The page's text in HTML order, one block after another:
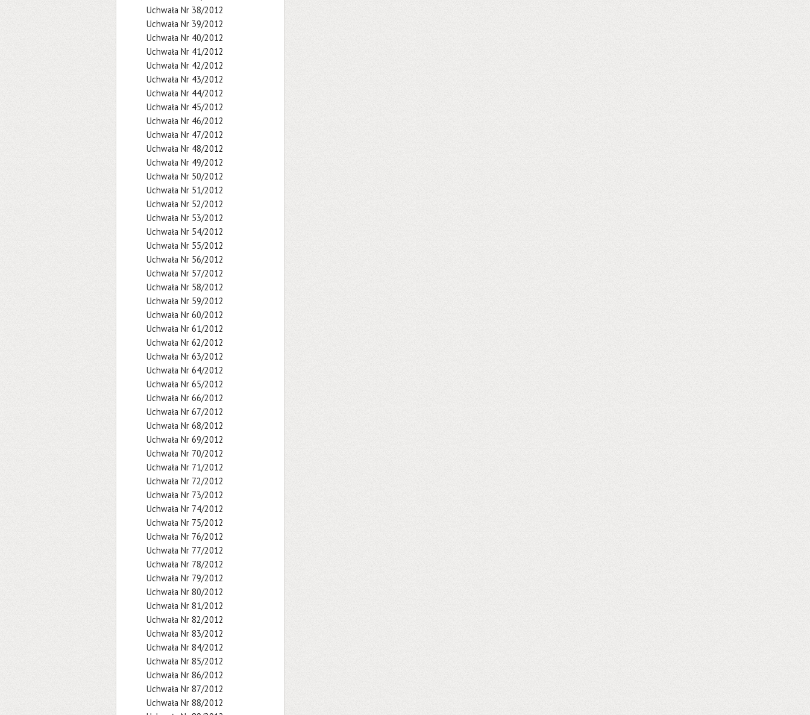
Uchwała Nr 38/2012
Uchwała Nr 39/2012
Uchwała Nr 40/2012
Uchwała Nr 41/2012
Uchwała Nr 42/2012
Uchwała Nr 43/2012
Uchwała Nr 44/2012
Uchwała Nr 45/2012
Uchwała Nr 46/2012
Uchwała Nr 47/2012
Uchwała Nr 48/2012
Uchwała Nr 49/2012
Uchwała Nr 50/2012
Uchwała Nr 51/2012
Uchwała Nr 52/2012
Uchwała Nr 53/2012
Uchwała Nr 54/2012
Uchwała Nr 55/2012
Uchwała Nr 56/2012
Uchwała Nr 57/2012
Uchwała Nr 58/2012
Uchwała Nr 59/2012
Uchwała Nr 60/2012
Uchwała Nr 61/2012
Uchwała Nr 62/2012
Uchwała Nr 63/2012
Uchwała Nr 64/2012
Uchwała Nr 65/2012
Uchwała Nr 66/2012
Uchwała Nr 67/2012
Uchwała Nr 68/2012
Uchwała Nr 69/2012
Uchwała Nr 70/2012
Uchwała Nr 71/2012
Uchwała Nr 72/2012
Uchwała Nr 73/2012
Uchwała Nr 74/2012
Uchwała Nr 75/2012
Uchwała Nr 76/2012
Uchwała Nr 77/2012
Uchwała Nr 78/2012
Uchwała Nr 79/2012
Uchwała Nr 80/2012
Uchwała Nr 81/2012
Uchwała Nr 82/2012
Uchwała Nr 83/2012
Uchwała Nr 84/2012
Uchwała Nr 85/2012
Uchwała Nr 86/2012
Uchwała Nr 87/2012
Uchwała Nr 88/2012